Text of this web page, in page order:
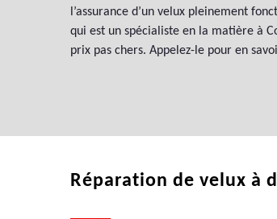
l’assurance d’un velux pleinement
qui est un spécialiste en la matière à
prix pas chers. Appelez-le pour en
Réparation de velux à